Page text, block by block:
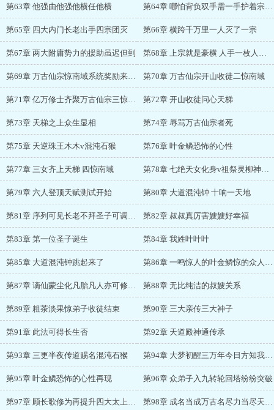
第63章 他强由他强他横任他横 第64章 哪怕背负双手需一手护着宗门我鲁雪花一样轻松灭之
第65章 四大内门长老出手四宗团灭 第66章 横跨千万里一人灭了一宗
第67章 两大附庸势力的援助虽迟但到 第68章 上宗就是豪横 人手一枚人参果一串菩提子
第69章 万古仙宗惊南域系统奖励来到账 第70章 万古仙宗开山收徒二惊南域
第71章 亿万修士齐聚万古仙宗三惊南域 第72章 开山收徒问心天梯
第73章 天梯之上众生显相 第74章 辱骂万古仙宗者死
第75章 天逆珠王木木v混沌石猴 第76章 叶金鳞恐怖的心性
第77章 三女齐上天梯 四惊南域 第78章 七绝天女化身v祖祭灵柳神残魂
第79章 六人登顶天赋测试开始 第80章 大道混沌钟 十响一天地
第81章 序列可见长老不拜圣子可调动外门神子等同宗主 第82章 叔叔真厉害嫂嫂好幸福
第83章 第一位圣子诞生 第84章 我姓叶叶叶
第85章 大道混沌钟跳起来了 第86章 一鸣惊人的叶金鳞惊的众人外焦里嫩
第87章 谪仙蒙尘化凡胎凡人亦可修成仙 第88章 无比纯洁的叔嫂关系
第89章 粗茶淡果惊弟子收徒结束 第90章 三大亲传三大神子
第91章 此法可得长生否 第92章 天道殿神通传承
第93章 三更半夜传道赐名混沌石猴 第94章 大梦初醒三万年今日方知我是谁
第95章 叶金鳞恐怖的心性再现 第96章 众弟子入九转轮回塔纷纷突破
第97章 顾长歌修为再提升四大太上长老到位 第98章 成名当成万古名尽力当尽天下力